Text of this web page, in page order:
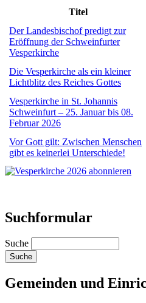
Titel
Der Landesbischof predigt zur
Eröffnung der Schweinfurter
Vesperkirche
Die Vesperkirche als ein kleiner
Lichtblitz des Reiches Gottes
Vesperkirche in St. Johannis
Schweinfurt – 25. Januar bis 08.
Februar 2026
Vor Gott gilt: Zwischen Menschen
gibt es keinerlei Unterschiede!
Suchformular
Suche
Gemeinden und